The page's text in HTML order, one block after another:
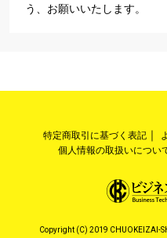
う、お願いいたします。
特定商取引に基づく表記
個人情報の取扱いについ
Copyright (C) 2019 CHUOKEIZAI-